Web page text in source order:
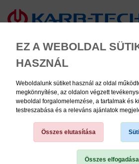
EZ A WEBOLDAL
HASZNÁL
Weboldalunk sütiket használ az oldal
megkönnyítése, az oldalon végzett
weboldal forgalomelemzése, a tartalmak és
testreszabása és a releváns ajánlatok
Összes elutasítása
Összes elfogadása
Termékinformációk